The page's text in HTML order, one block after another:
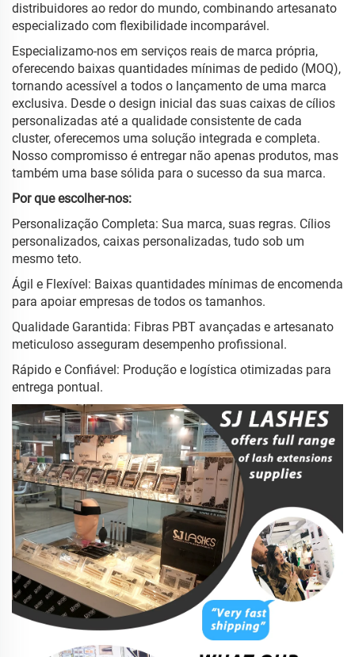
distribuidores ao redor do mundo, combinando artesanato
especializado com flexibilidade incomparável.
Especializamo-nos em serviços reais de marca própria,
oferecendo baixas quantidades mínimas de pedido (MOQ),
tornando acessível a todos o lançamento de uma marca
exclusiva. Desde o design inicial das suas caixas de cílios
personalizadas até a qualidade consistente de cada
cluster, oferecemos uma solução integrada e completa.
Nosso compromisso é entregar não apenas produtos, mas
também uma base sólida para o sucesso da sua marca.
Por que escolher-nos:
Personalização Completa: Sua marca, suas regras. Cílios
personalizados, caixas personalizadas, tudo sob um
mesmo teto.
Ágil e Flexível: Baixas quantidades mínimas de encomenda
para apoiar empresas de todos os tamanhos.
Qualidade Garantida: Fibras PBT avançadas e artesanato
meticuloso asseguram desempenho profissional.
Rápido e Confiável: Produção e logística otimizadas para
entrega pontual.